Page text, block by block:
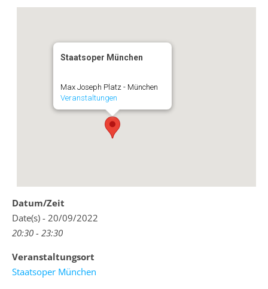
Staatsoper München
Max Joseph Platz - München
Veranstaltungen
Datum/Zeit
Date(s) - 20/09/2022
20:30 - 23:30
Veranstaltungsort
Staatsoper München